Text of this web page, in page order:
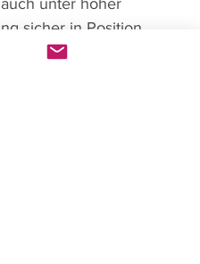
unter hoher
sicher in Position.